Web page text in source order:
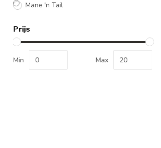
Mane 'n Tail
Prijs
Min Max